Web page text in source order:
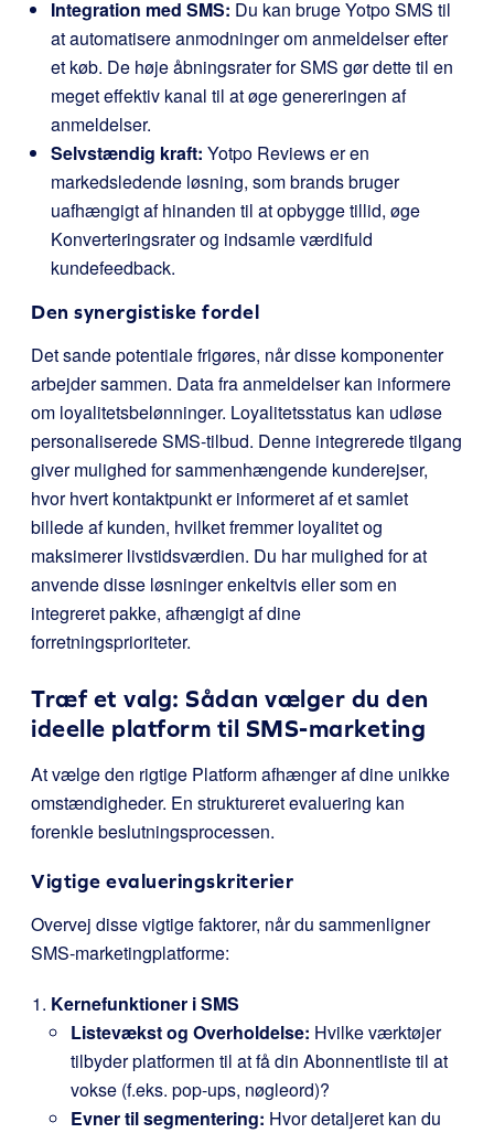
Integration med SMS: Du kan bruge Yotpo SMS til
at automatisere anmodninger om anmeldelser efter
et køb. De høje åbningsrater for SMS gør dette til en
meget effektiv kanal til at øge genereringen af
anmeldelser.
Selvstændig kraft: Yotpo Reviews er en
markedsledende løsning, som brands bruger
uafhængigt af hinanden til at opbygge tillid, øge
Konverteringsrater og indsamle værdifuld
kundefeedback.
Den synergistiske fordel
Det sande potentiale frigøres, når disse komponenter
arbejder sammen. Data fra anmeldelser kan informere
om loyalitetsbelønninger. Loyalitetsstatus kan udløse
personaliserede SMS-tilbud. Denne integrerede tilgang
giver mulighed for sammenhængende kunderejser,
hvor hvert kontaktpunkt er informeret af et samlet
billede af kunden, hvilket fremmer loyalitet og
maksimerer livstidsværdien. Du har mulighed for at
anvende disse løsninger enkeltvis eller som en
integreret pakke, afhængigt af dine
forretningsprioriteter.
Træf et valg: Sådan vælger du den
ideelle platform til SMS-marketing
At vælge den rigtige Platform afhænger af dine unikke
omstændigheder. En struktureret evaluering kan
forenkle beslutningsprocessen.
Vigtige evalueringskriterier
Overvej disse vigtige faktorer, når du sammenligner
SMS-marketingplatforme:
Kernefunktioner i SMS
Listevækst og Overholdelse: Hvilke værktøjer
tilbyder platformen til at få din Abonnentliste til at
vokse (f.eks. pop-ups, nøgleord)?
Evner til segmentering: Hvor detaljeret kan du